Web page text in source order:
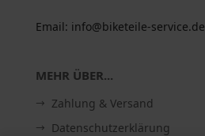
Email: info@biketeile-service.de
MEHR ÜBER...
Zahlung & Versand
Datenschutzerklärung